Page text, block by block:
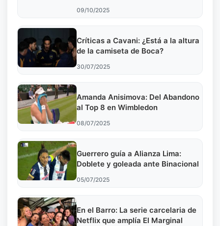
09/10/2025
Críticas a Cavani: ¿Está a la altura
de la camiseta de Boca?
30/07/2025
Amanda Anisimova: Del Abandono
al Top 8 en Wimbledon
08/07/2025
Guerrero guía a Alianza Lima:
Doblete y goleada ante Binacional
05/07/2025
En el Barro: La serie carcelaria de
Netflix que amplía El Marginal